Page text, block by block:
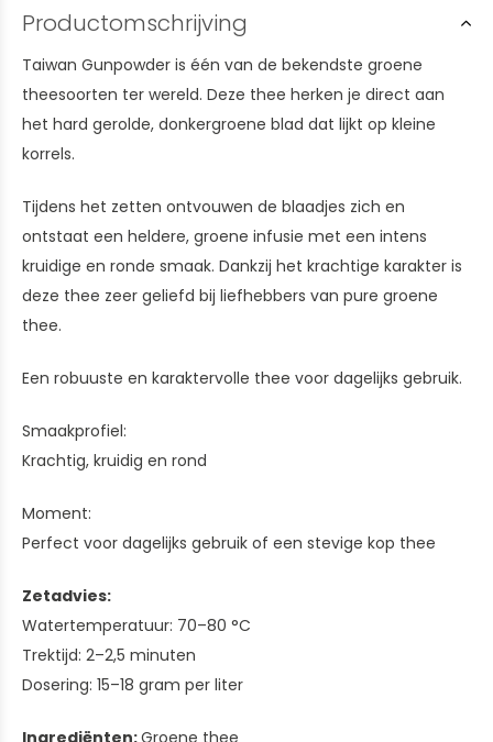
Productomschrijving
Taiwan Gunpowder is één van de bekendste groene
theesoorten ter wereld. Deze thee herken je direct aan
het hard gerolde, donkergroene blad dat lijkt op kleine
korrels.
Tijdens het zetten ontvouwen de blaadjes zich en
ontstaat een heldere, groene infusie met een intens
kruidige en ronde smaak. Dankzij het krachtige karakter is
deze thee zeer geliefd bij liefhebbers van pure groene
thee.
Een robuuste en karaktervolle thee voor dagelijks gebruik.
Smaakprofiel:
Krachtig, kruidig en rond
Moment:
Perfect voor dagelijks gebruik of een stevige kop thee
Zetadvies:
Watertemperatuur: 70–80 °C
Trektijd: 2–2,5 minuten
Dosering: 15–18 gram per liter
Ingrediënten:Groene thee